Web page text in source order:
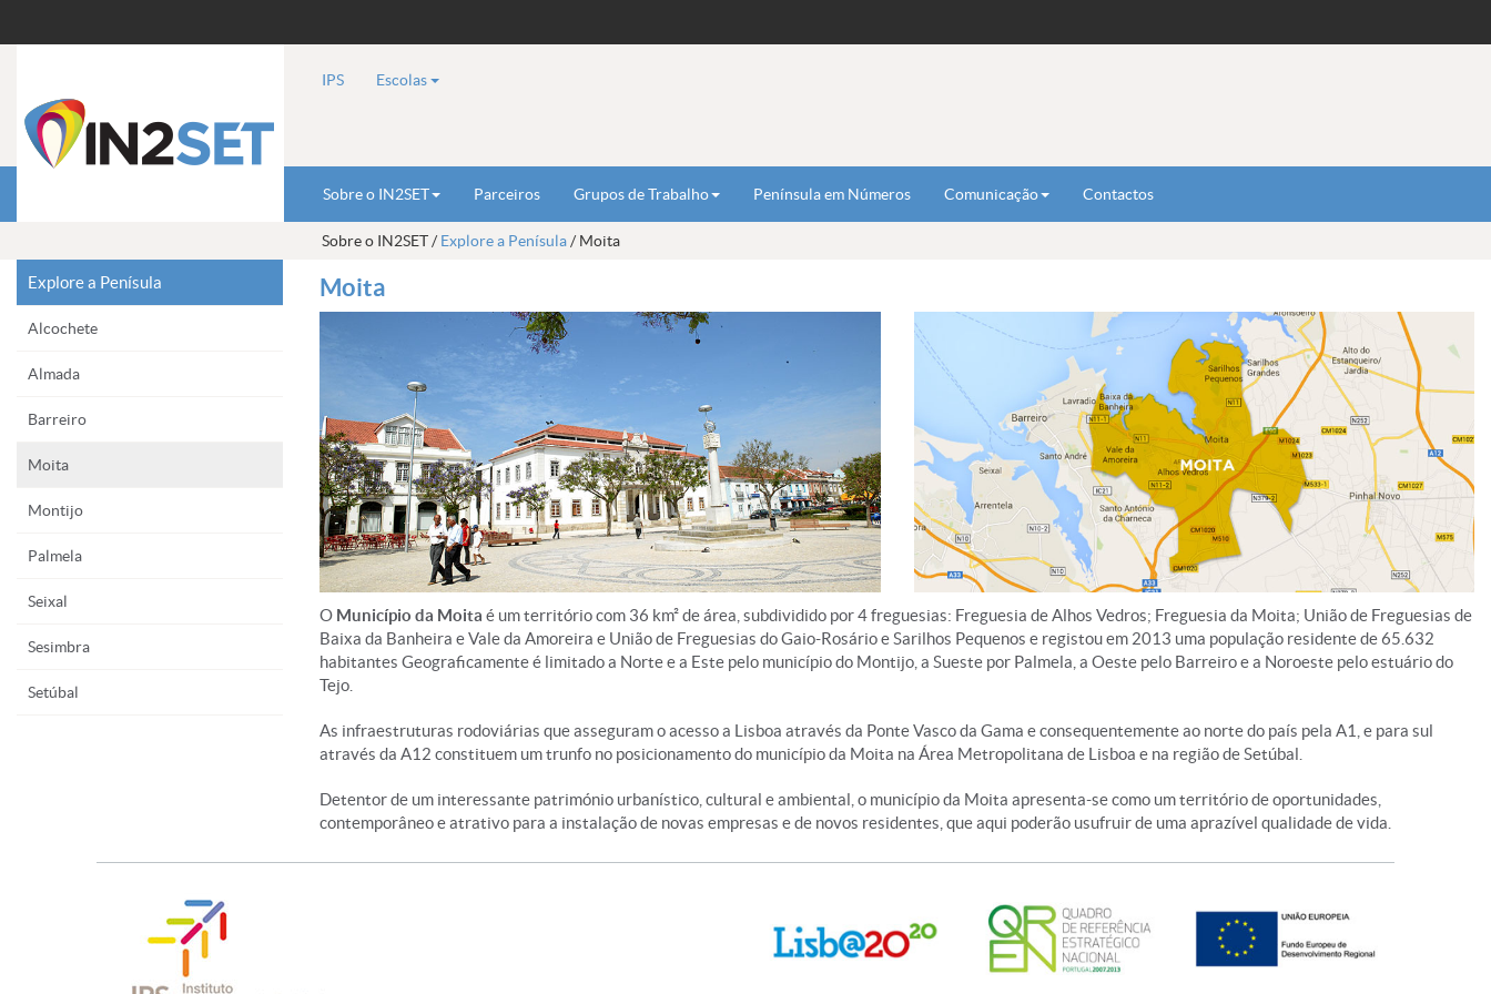
IPS Escolas
Sobre o IN2SET Parceiros Grupos de Trabalho Península em Números Comunicação Contactos
Sobre o IN2SET /Explore a Penísula / Moita
Explore a Penísula
Alcochete
Almada
Barreiro
Moita
Montijo
Palmela
Seixal
Sesimbra
Setúbal
Moita
O Município da Moita é um território com 36 km² de área, subdividido por 4 freguesias: Freguesia de Alhos Vedros; Freguesia da Moita; União de Freguesias de
Baixa da Banheira e Vale da Amoreira e União de Freguesias do Gaio-Rosário e Sarilhos Pequenos e registou em 2013 uma população residente de 65.632
habitantes Geograficamente é limitado a Norte e a Este pelo município do Montijo, a Sueste por Palmela, a Oeste pelo Barreiro e a Noroeste pelo estuário do
Tejo.
As infraestruturas rodoviárias que asseguram o acesso a Lisboa através da Ponte Vasco da Gama e consequentemente ao norte do país pela A1, e para sul
através da A12 constituem um trunfo no posicionamento do município da Moita na Área Metropolitana de Lisboa e na região de Setúbal.
Detentor de um interessante património urbanístico, cultural e ambiental, o município da Moita apresenta-se como um território de oportunidades,
contemporâneo e atrativo para a instalação de novas empresas e de novos residentes, que aqui poderão usufruir de uma aprazível qualidade de vida.